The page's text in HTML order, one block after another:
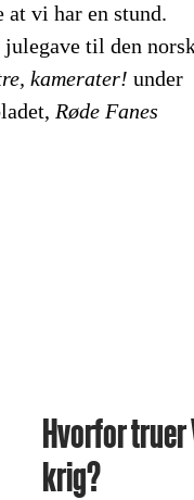
vi har en stund.
til den
kamerater! under
Røde Fanes
Hvorfor truer
krig?